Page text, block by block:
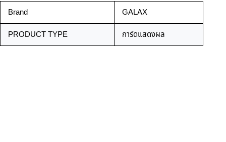
Brand
GALAX
PRODUCT TYPE
การ์ดแสดงผล